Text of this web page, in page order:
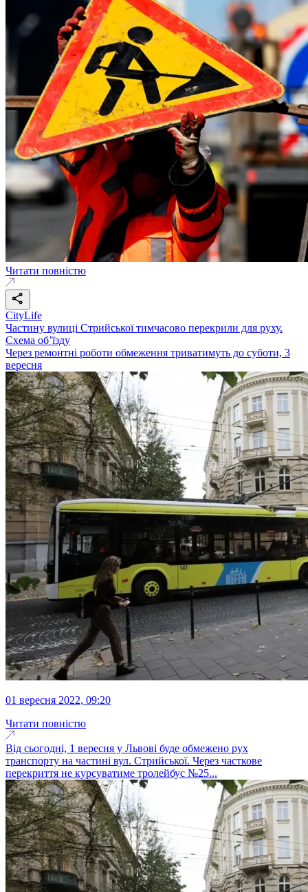
Читати повністю
CityLife
Частину вулиці Стрийської тимчасово перекрили для руху.
Схема об’їзду
Через ремонтні роботи обмеження триватимуть до суботи, 3
вересня
01 вересня 2022, 09:20
Читати повністю
Від сьогодні, 1 вересня у Львові буде обмежено рух
транспорту на частині вул. Стрийської. Через часткове
перекриття не курсуватиме тролейбус №25...